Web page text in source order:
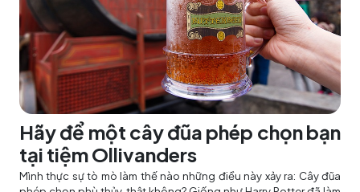
Hãy để một cây đũa phép chọn bạn
tại tiệm Ollivanders
Mình thực sự tò mò làm thế nào những điều này xảy ra: Cây đũa